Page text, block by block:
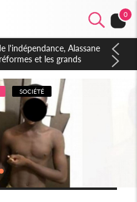
0
SOCIÉTÉ